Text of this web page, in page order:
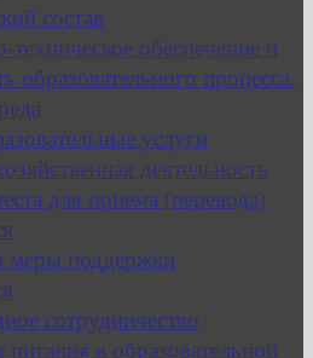
состав
техническое обеспечение и
образовательного процесса.
услуги
деятельность
для приема (перевода)
меры поддержки
сотрудничество
в образовательной